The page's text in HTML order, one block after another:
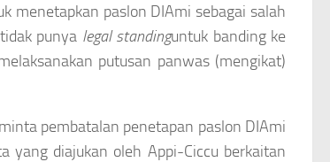
menetapkan paslon DIAmi sebagai salah
punya legal standinguntuk banding ke
putusan panwas (mengikat)
pembatalan penetapan paslon DIAmi
yang diajukan oleh Appi-Ciccu berkaitan